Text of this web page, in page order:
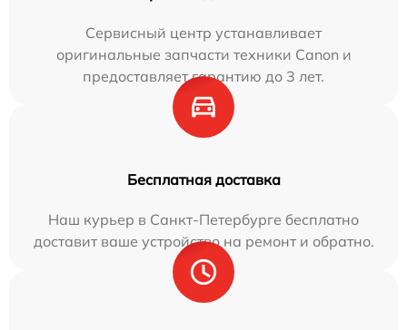
Сервисный центр устанавливает
оригинальные запчасти техники Canon и
предоставляет гарантию до 3 лет.
Бесплатная доставка
Наш курьер в Санкт-Петербурге бесплатно
доставит ваше устройство на ремонт и обратно.